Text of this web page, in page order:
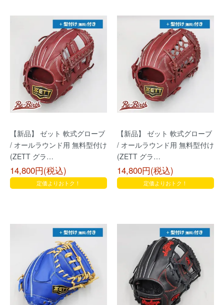
【新品】 ゼット 軟式グローブ
/ オールラウンド用 無料型付け
(ZETT グラ…
14,800円(税込)
定価よりおトク！
【新品】 ゼット 軟式グローブ
/ オールラウンド用 無料型付け
(ZETT グラ…
14,800円(税込)
定価よりおトク！